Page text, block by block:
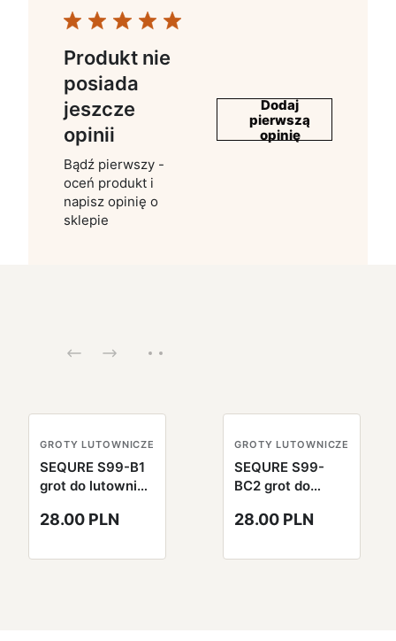
Produkt nie
posiada
jeszcze
opinii
Bądź pierwszy -
oceń produkt i
napisz opinię o
sklepie
Dodaj
pierwszą
opinię
GROTY LUTOWNICZE
SEQURE S99-B1
grot do lutownicy
28.00 PLN
GROTY LUTOWNICZE
SEQURE S99-
BC2 grot do
28.00 PLN